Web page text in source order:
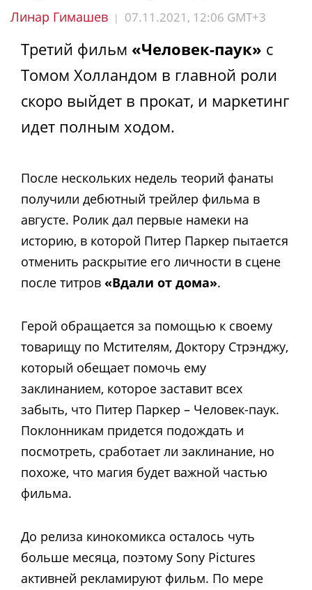
Линар Гимашев | 07.11.2021, 12:06 GMT+3
Третий фильм «Человек-паук» с
Томом Холландом в главной роли
скоро выйдет в прокат, и маркетинг
идет полным ходом.
После нескольких недель теорий фанаты
получили дебютный трейлер фильма в
августе. Ролик дал первые намеки на
историю, в которой Питер Паркер пытается
отменить раскрытие его личности в сцене
после титров «Вдали от дома».
Герой обращается за помощью к своему
товарищу по Мстителям, Доктору Стрэнджу,
который обещает помочь ему
заклинанием, которое заставит всех
забыть, что Питер Паркер – Человек-паук.
Поклонникам придется подождать и
посмотреть, сработает ли заклинание, но
похоже, что магия будет важной частью
фильма.
До релиза кинокомикса осталось чуть
больше месяца, поэтому Sony Pictures
активней рекламируют фильм. По мере